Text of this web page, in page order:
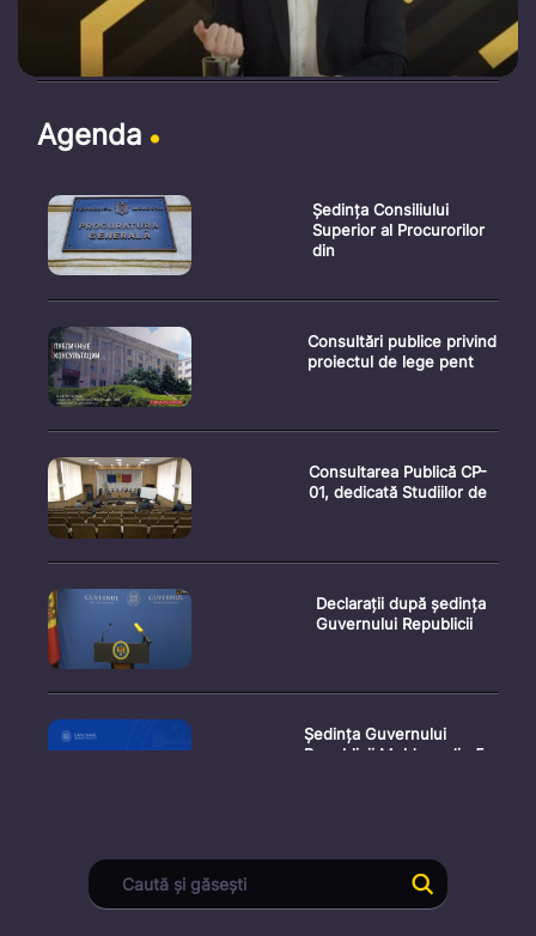
Agenda
Ședința Consiliului
Superior al Procurorilor
din
Consultări publice privind
proiectul de lege pent
Consultarea Publică CP-
01, dedicată Studiilor de
Declarații după ședința
Guvernului Republicii
Ședința Guvernului
Republicii Moldova din 5
Secretarul general al
Guvernului, Alexei Buzu,
est